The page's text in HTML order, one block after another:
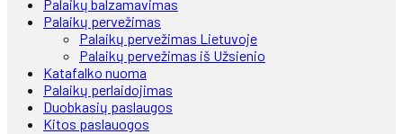
Palaikų balzamavimas
Palaikų pervežimas
Palaikų pervežimas Lietuvoje
Palaikų pervežimas iš Užsienio
Katafalko nuoma
Palaikų perlaidojimas
Duobkasių paslaugos
Kitos paslauogos